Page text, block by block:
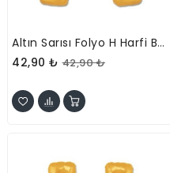
Altın Sarısı Folyo H Harfi Balon 1 Metre
42,90 ₺ 42,90 ₺